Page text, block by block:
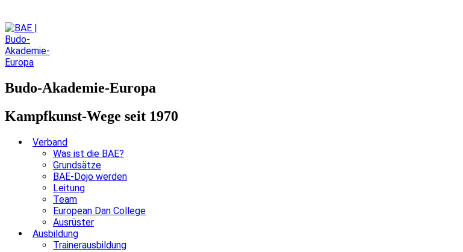
Budo-Akademie-Europa
Kampfkunst-Wege seit 1970
Verband
Was ist die BAE?
Grundsätze
BAE-Dojo werden
Leitung
Team
European Dan College
Ausrüster
Ausbildung
Trainerausbildung